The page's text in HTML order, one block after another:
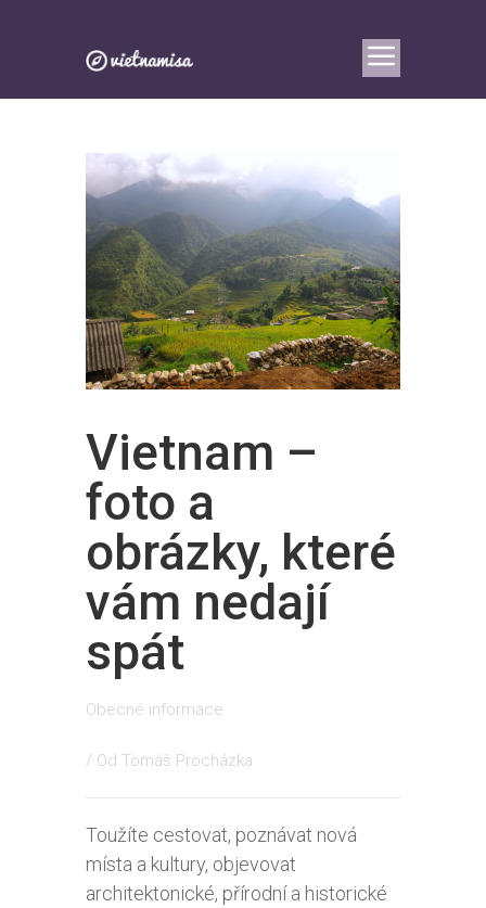
Vietnam –
foto a
obrázky, které
vám nedají
spát
Obecné informace
/ Od Tomáš Procházka
Toužíte cestovat, poznávat nová
místa a kultury, objevovat
architektonické, přírodní a historické